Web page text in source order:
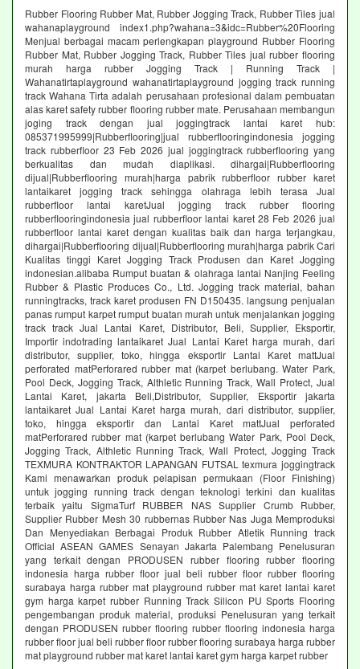
Rubber Flooring Rubber Mat, Rubber Jogging Track, Rubber Tiles jual
wahanaplayground index1.php?wahana=3&idc=Rubber%20Flooring
Menjual berbagai macam perlengkapan playground Rubber Flooring
Rubber Mat, Rubber Jogging Track, Rubber Tiles jual rubber flooring
murah harga rubber Jogging Track | Running Track |
Wahanatirtaplayground wahanatirtaplayground jogging track running
track Wahana Tirta adalah perusahaan profesional dalam pembuatan
alas karet safety rubber flooring rubber mate. Perusahaan membangun
joging track dengan jual joggingtrack lantai karet hub:
085371995999|Rubberflooring|jual rubberflooringindonesia jogging
track rubberfloor 23 Feb 2026 jual joggingtrack rubberflooring yang
berkualitas dan mudah diaplikasi. dihargai|Rubberflooring
dijual|Rubberflooring murah|harga pabrik rubberfloor rubber karet
lantaikaret jogging track sehingga olahraga lebih terasa Jual
rubberfloor lantai karetJual jogging track rubber flooring
rubberflooringindonesia jual rubberfloor lantai karet 28 Feb 2026 jual
rubberfloor lantai karet dengan kualitas baik dan harga terjangkau,
dihargai|Rubberflooring dijual|Rubberflooring murah|harga pabrik Cari
Kualitas tinggi Karet Jogging Track Produsen dan Karet Jogging
indonesian.alibaba Rumput buatan & olahraga lantai Nanjing Feeling
Rubber & Plastic Produces Co., Ltd. Jogging track material, bahan
runningtracks, track karet produsen FN D150435. langsung penjualan
panas rumput karpet rumput buatan murah untuk menjalankan jogging
track track Jual Lantai Karet, Distributor, Beli, Supplier, Eksportir,
Importir indotrading lantaikaret Jual Lantai Karet harga murah, dari
distributor, supplier, toko, hingga eksportir Lantai Karet mattJual
perforated matPerforared rubber mat (karpet berlubang. Water Park,
Pool Deck, Jogging Track, Althletic Running Track, Wall Protect, Jual
Lantai Karet, jakarta Beli,Distributor, Supplier, Eksportir jakarta
lantaikaret Jual Lantai Karet harga murah, dari distributor, supplier,
toko, hingga eksportir dan Lantai Karet mattJual perforated
matPerforared rubber mat (karpet berlubang Water Park, Pool Deck,
Jogging Track, Althletic Running Track, Wall Protect, Jogging Track
TEXMURA KONTRAKTOR LAPANGAN FUTSAL texmura joggingtrack
Kami menawarkan produk pelapisan permukaan (Floor Finishing)
untuk jogging running track dengan teknologi terkini dan kualitas
terbaik yaitu SigmaTurf RUBBER NAS Supplier Crumb Rubber,
Supplier Rubber Mesh 30 rubbernas Rubber Nas Juga Memproduksi
Dan Menyediakan Berbagai Produk Rubber Atletik Running track
Official ASEAN GAMES Senayan Jakarta Palembang Penelusuran
yang terkait dengan PRODUSEN rubber flooring rubber flooring
indonesia harga rubber floor jual beli rubber floor rubber flooring
surabaya harga rubber mat playground rubber mat karet lantai karet
gym harga karpet rubber Running Track Silicon PU Sports Flooring
pengembangan produk material, produksi Penelusuran yang terkait
dengan PRODUSEN rubber flooring rubber flooring indonesia harga
rubber floor jual beli rubber floor rubber flooring surabaya harga rubber
mat playground rubber mat karet lantai karet gym harga karpet rubber